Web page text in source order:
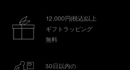
12,000円(税込)以上
ギフトラッピング
無料
30日以内の